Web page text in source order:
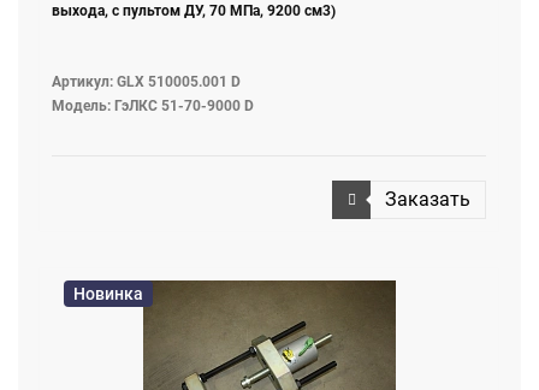
выхода, с пультом ДУ, 70 МПа, 9200 см3)
Артикул: GLX 510005.001 D
Модель: ГэЛКС 51-70-9000 D
Заказать
Новинка